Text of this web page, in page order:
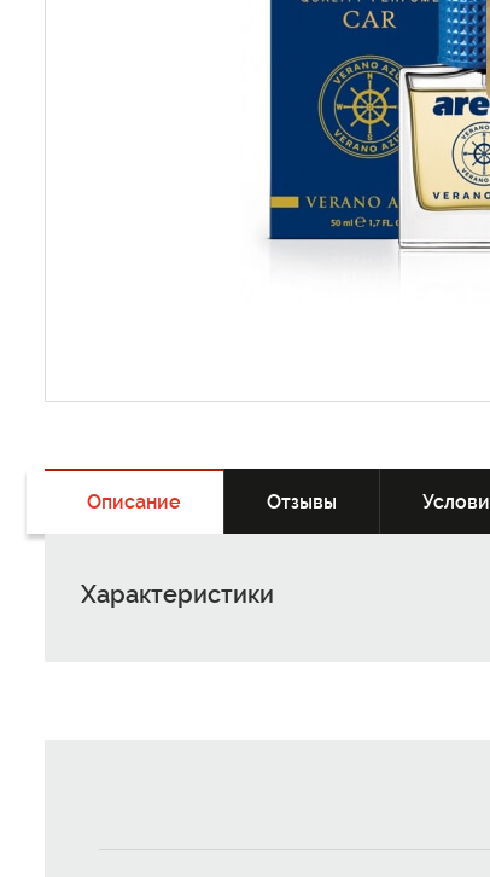
Описание Отзывы
Характеристики